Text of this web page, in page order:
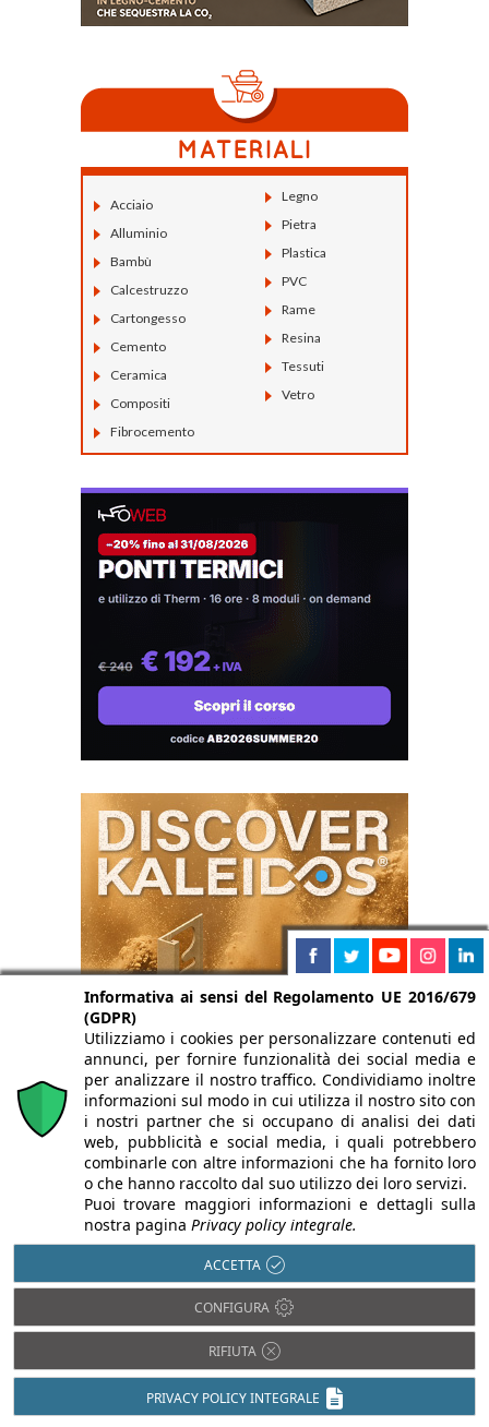
Acciaio
Alluminio
Calcestruzzo
Cartongesso
Cemento
Ceramica
Fibrocemento
Resina
Informativa ai sensi del Regolamento UE 2016/679
(GDPR)
Utilizziamo i cookies per personalizzare contenuti ed
annunci, per fornire funzionalità dei social media e
per analizzare il nostro traffico. Condividiamo inoltre
informazioni sul modo in cui utilizza il nostro sito con
i nostri partner che si occupano di analisi dei dati
web, pubblicità e social media, i quali potrebbero
combinarle con altre informazioni che ha fornito loro
o che hanno raccolto dal suo utilizzo dei loro servizi.
Puoi trovare maggiori informazioni e dettagli sulla
nostra pagina Privacy policy integrale.
ACCETTA
CONFIGURA
RIFIUTA
PRIVACY POLICY INTEGRALE